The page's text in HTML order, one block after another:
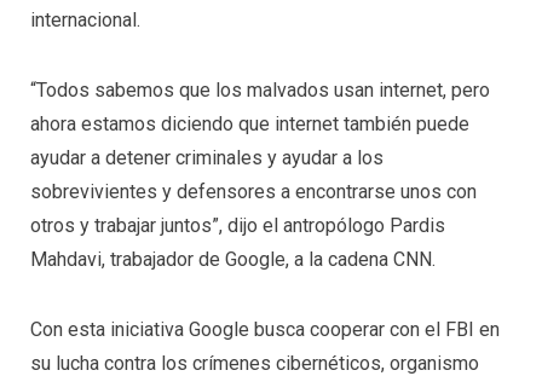
internacional.
“Todos sabemos que los malvados usan internet, pero
ahora estamos diciendo que internet también puede
ayudar a detener criminales y ayudar a los
sobrevivientes y defensores a encontrarse unos con
otros y trabajar juntos”, dijo el antropólogo Pardis
Mahdavi, trabajador de Google, a la cadena CNN.
Con esta iniciativa Google busca cooperar con el FBI en
su lucha contra los crímenes cibernéticos, organismo